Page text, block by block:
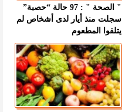
" الصحة " : 97 حالة “حصبة”
سجلت منذ أيار لدى أشخاص لم
يتلقوا المطعوم